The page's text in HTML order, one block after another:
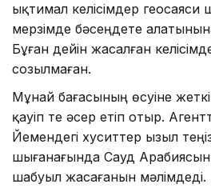
ықтимал келісімдер геосаяси
мерзімде бәсеңдете
Бұған дейін жасалған
созылмаған.
Мұнай бағасының өсуіне
қауіп те әсер етіп отыр.
Йемендегі хуситтер Қызыл
шығанағында Сауд
шабуыл жасағанын